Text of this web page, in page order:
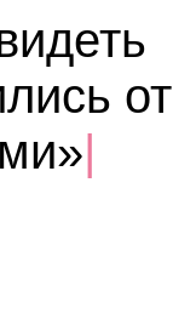
от
|